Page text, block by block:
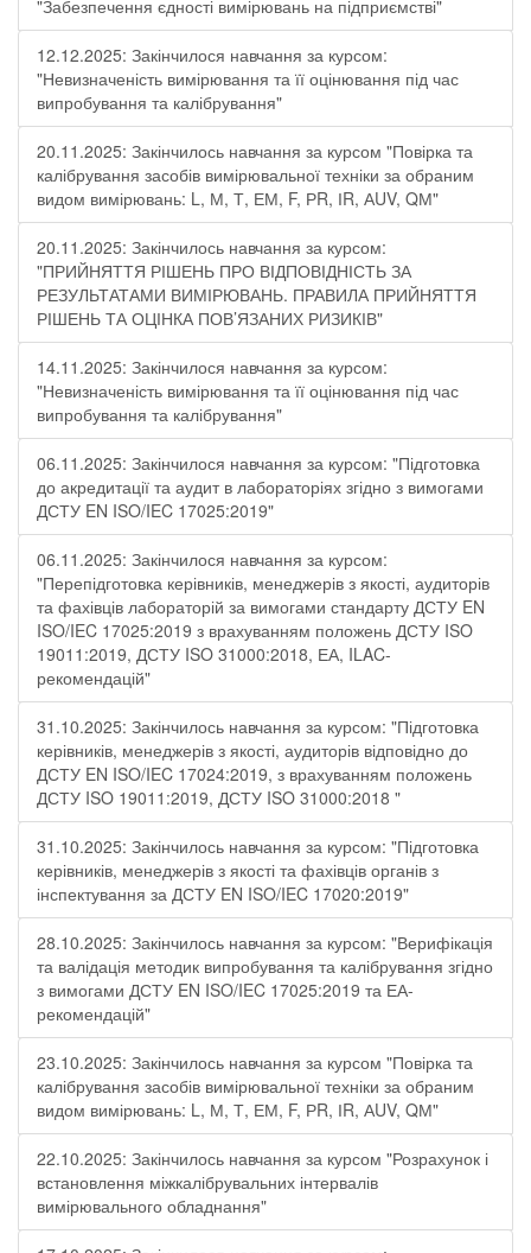
"Забезпечення єдності вимірювань на підприємстві"
12.12.2025: Закінчилося навчання за курсом:
"Невизначеність вимірювання та її оцінювання під час
випробування та калібрування"
20.11.2025: Закінчилось навчання за курсом "Повірка та
калібрування засобів вимірювальної техніки за обраним
видом вимірювань: L, М, Т, ЕМ, F, РR, ІR, АUV, QМ"
20.11.2025: Закінчилось навчання за курсом:
"ПРИЙНЯТТЯ РІШЕНЬ ПРО ВІДПОВІДНІСТЬ ЗА
РЕЗУЛЬТАТАМИ ВИМІРЮВАНЬ. ПРАВИЛА ПРИЙНЯТТЯ
РІШЕНЬ ТА ОЦІНКА ПОВ’ЯЗАНИХ РИЗИКІВ"
14.11.2025: Закінчилося навчання за курсом:
"Невизначеність вимірювання та її оцінювання під час
випробування та калібрування"
06.11.2025: Закінчилося навчання за курсом: "Підготовка
до акредитації та аудит в лабораторіях згідно з вимогами
ДСТУ EN ISO/IEC 17025:2019"
06.11.2025: Закінчилося навчання за курсом:
"Перепідготовка керівників, менеджерів з якості, аудиторів
та фахівців лабораторій за вимогами стандарту ДСТУ EN
ISO/IEC 17025:2019 з врахуванням положень ДСТУ ISO
19011:2019, ДСТУ ISO 31000:2018, ЕА, ILAC-
рекомендацій"
31.10.2025: Закінчилось навчання за курсом: "Підготовка
керівників, менеджерів з якості, аудиторів відповідно до
ДСТУ EN ISO/IEC 17024:2019, з врахуванням положень
ДСТУ ISO 19011:2019, ДСТУ ISO 31000:2018 "
31.10.2025: Закінчилось навчання за курсом: "Підготовка
керівників, менеджерів з якості та фахівців органів з
інспектування за ДСТУ EN ISO/IEC 17020:2019"
28.10.2025: Закінчилось навчання за курсом: "Верифікація
та валідація методик випробування та калібрування згідно
з вимогами ДСТУ EN ISO/IEC 17025:2019 та ЕА-
рекомендацій"
23.10.2025: Закінчилось навчання за курсом "Повірка та
калібрування засобів вимірювальної техніки за обраним
видом вимірювань: L, М, Т, ЕМ, F, РR, ІR, АUV, QМ"
22.10.2025: Закінчилось навчання за курсом "Розрахунок і
встановлення міжкалібрувальних інтервалів
вимірювального обладнання"